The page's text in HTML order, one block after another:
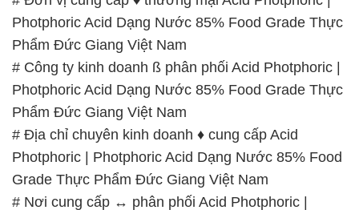
Photphoric Acid Dạng Nước 85% Food Grade Thực
Phẩm Đức Giang Việt Nam
# Công ty kinh doanh ß phân phối Acid Photphoric |
Photphoric Acid Dạng Nước 85% Food Grade Thực
Phẩm Đức Giang Việt Nam
# Địa chỉ chuyên kinh doanh ♦ cung cấp Acid
Photphoric | Photphoric Acid Dạng Nước 85% Food
Grade Thực Phẩm Đức Giang Việt Nam
# Nơi cung cấp ↔ phân phối Acid Photphoric |